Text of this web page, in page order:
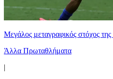
Μεγάλος μεταγραφικός στόχος
Άλλα Πρωταθλήματα
|